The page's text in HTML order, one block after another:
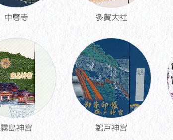
中尊寺 多賀大社
霧島神宮 鵜戸神宮